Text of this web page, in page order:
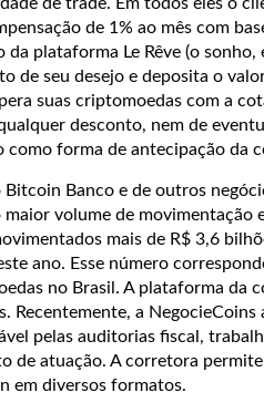
de 1% ao mês com
da plataforma Le Rêve (o
de seu desejo e deposita o
suas criptomoedas com a
desconto, nem de
como forma de antecipação da
Bitcoin Banco e de outros
maior volume de movimentação
mais de R$ 3,6
ano. Esse número
no Brasil. A plataforma da
Recentemente, a
pelas auditorias fiscal,
de atuação. A corretora
em diversos formatos.